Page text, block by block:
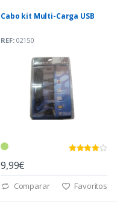
Cabo kit Multi-Carga USB
REF:02150
9,99€
Comparar Favoritos